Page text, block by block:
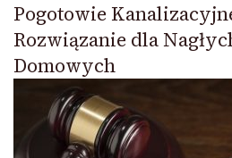
Pogotowie
Rozwiązanie dla
Domowych